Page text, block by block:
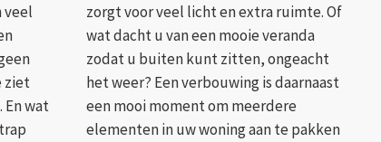
veel
ziet
En wat
zorgt voor veel licht en extra ruimte. Of
wat dacht u van een mooie veranda
zodat u buiten kunt zitten, ongeacht
het weer? Een verbouwing is daarnaast
een mooi moment om meerdere
elementen in uw woning aan te pakken